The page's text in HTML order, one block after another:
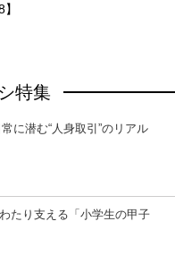
特集
に潜む“人身取引”のリアル
たり支える「小学生の甲子